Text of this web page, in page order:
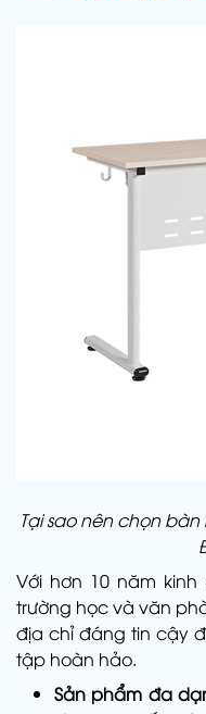
Tại sao nên chọn
Với hơn 10 năm
trường học và văn
địa chỉ đáng tin cậy
tập hoàn hảo.
Sản phẩm đa